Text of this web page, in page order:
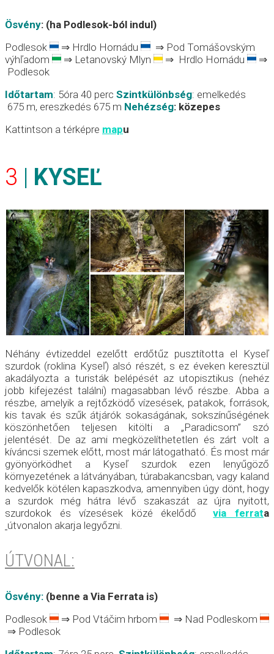
Ösvény: (ha Podlesok-ból indul)
Podlesok
⇒ Hrdlo Hornádu
⇒ Pod Tomášovským
výhľadom
⇒ Letanovský Mlyn ⇒ Hrdlo Hornádu
⇒
Podlesok
Időtartam: 5óra 40 perc Szintkülönbség: emelkedés
675 m, ereszkedés 675 m Nehézség: közepes
Kattintson a térképre mapu
3 | KYSEĽ
Néhány évtizeddel ezelőtt erdőtűz pusztította el Kyseľ
szurdok (roklina Kyseľ) alsó részét, s ez éveken keresztül
akadályozta a turisták belépését az utopisztikus (nehéz
jobb kifejezést találni) magasabban lévő részbe. Abba a
részbe, amelyik a rejtőzködő vízesések, patakok, források,
kis tavak és szűk átjárók sokaságának, sokszínűségének
köszönhetően teljesen kitölti a „Paradicsom” szó
jelentését. De az ami megközelíthetetlen és zárt volt a
kíváncsi szemek előtt, most már látogatható. És most már
gyönyörködhet a Kyseľ szurdok ezen lenyűgöző
környezetének a látványában, túrabakancsban, vagy kaland
kedvelők kötélen kapaszkodva, amennyiben úgy dönt, hogy
a szurdok még hátra lévő szakaszát az újra nyitott,
szurdokok és vízesések közé ékelődővia ferrata
útvonalon akarja legyőzni.
ÚTVONAL:
Ösvény: (benne a Via Ferrata is)
Podlesok
⇒ Pod Vtáčim hrbom
⇒ Nad Podleskom
⇒ Podlesok